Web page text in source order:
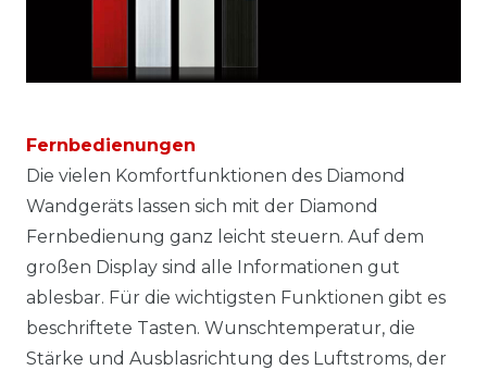
Fernbedienungen
Die vielen Komfortfunktionen des Diamond
Wandgeräts lassen sich mit der Diamond
Fernbedienung ganz leicht steuern. Auf dem
großen Display sind alle Informationen gut
ablesbar. Für die wichtigsten Funktionen gibt es
beschriftete Tasten. Wunschtemperatur, die
Stärke und Ausblasrichtung des Luftstroms, der